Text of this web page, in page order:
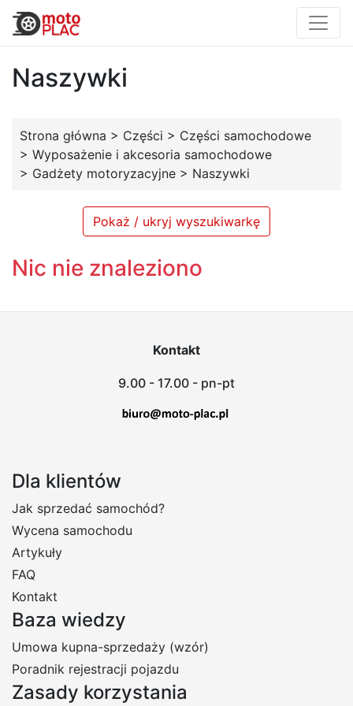
Naszywki
Strona główna > Części > Części samochodowe
> Wyposażenie i akcesoria samochodowe
> Gadżety motoryzacyjne > Naszywki
Pokaż / ukryj wyszukiwarkę
Nic nie znaleziono
Kontakt
9.00 - 17.00 - pn-pt
Dla klientów
Jak sprzedać samochód?
Wycena samochodu
Artykuły
FAQ
Kontakt
Baza wiedzy
Umowa kupna-sprzedaży (wzór)
Poradnik rejestracji pojazdu
Zasady korzystania